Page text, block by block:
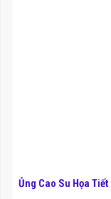
Ủng Cao Su Họa